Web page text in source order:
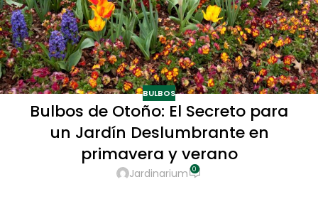
BULBOS
Bulbos de Otoño: El Secreto para
un Jardín Deslumbrante en
primavera y verano
Jardinarium 0